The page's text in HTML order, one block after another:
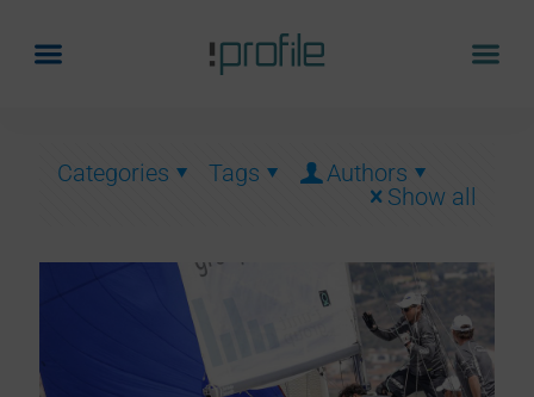
Categories Tags
Authors
Show all